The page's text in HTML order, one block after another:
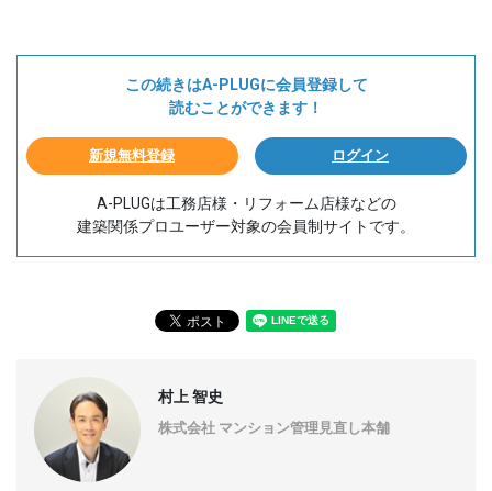
この続きはA-PLUGに会員登録して
読むことができます！
新規無料登録 ログイン
A-PLUGは工務店様・リフォーム店様などの
建築関係プロユーザー対象の会員制サイトです。
村上 智史
株式会社 マンション管理見直し本舗